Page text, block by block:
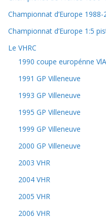
Championnat d’Europe 1988-
Championnat d’Europe 1:5
Le VHRC
1990 coupe europénne VlA
1991 GP Villeneuve
1993 GP Villeneuve
1995 GP Villeneuve
1999 GP Villeneuve
2000 GP Villeneuve
2003 VHR
2004 VHR
2005 VHR
2006 VHR